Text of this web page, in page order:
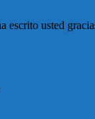
escrito usted